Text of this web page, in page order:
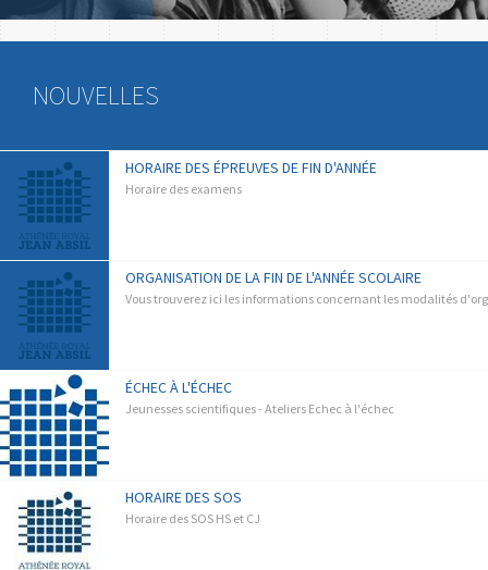
NOUVELLES
HORAIRE DES ÉPREUVES DE FIN D'ANNÉE
Horaire des examens
ORGANISATION DE LA FIN DE L'ANNÉE SCOLAIRE
Vous trouverez ici les informations concernant les modalités
ÉCHEC À L'ÉCHEC
Jeunesses scientifiques - Ateliers Echec à l'échec
HORAIRE DES SOS
Horaire des SOS HS et CJ